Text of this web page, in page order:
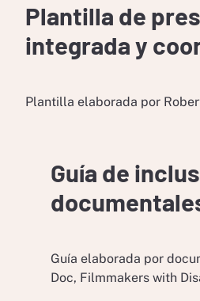
Plantilla de
integrada y
Plantilla elaborada por
Guía de
Guía elaborada por
Doc, Filmmakers with